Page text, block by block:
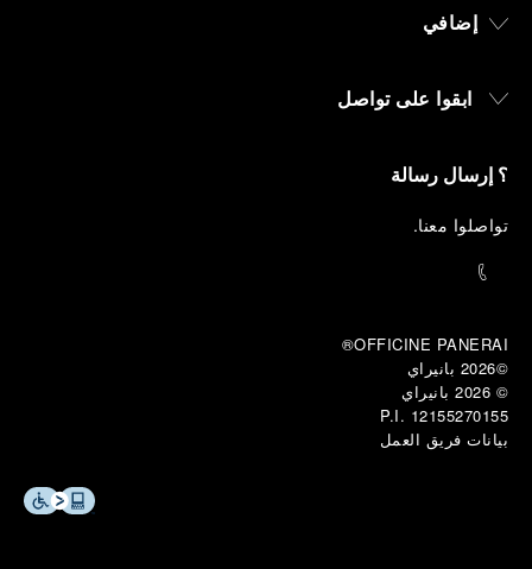
إضافي
ابقوا على تواصل
؟ إرسال رسالة
تواصلوا معنا.
OFFICINE PANERAI®
©2026 بانيراي
© 2026
بانيراي
P.I. 12155270155
بيانات فريق العمل